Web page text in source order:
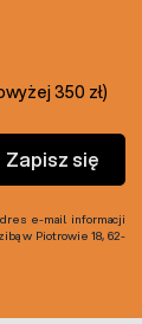
350 zł)
Zapisz się
e-mail informacji
w Piotrowie 18, 62-